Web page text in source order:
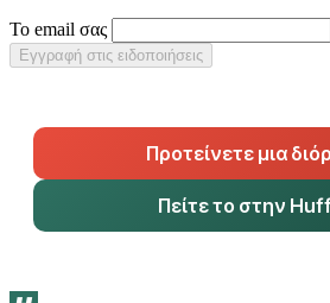
Το email σας
Εγγραφή στις ειδοποιήσεις
Προτείνετε μια
Πείτε το στην